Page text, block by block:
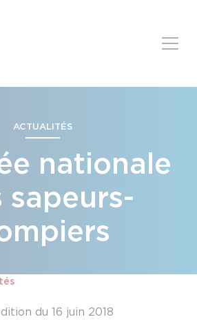
ACTUALITÉS
nationale
sapeurs-
du 16 juin 2018
cookies